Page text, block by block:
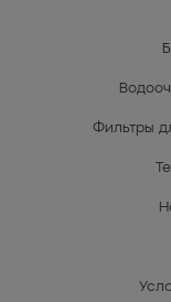
Фильтры